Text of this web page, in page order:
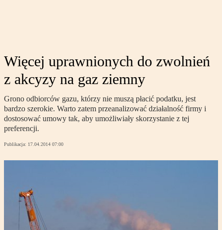
Więcej uprawnionych do zwolnień
z akcyzy na gaz ziemny
Grono odbiorców gazu, którzy nie muszą płacić podatku, jest
bardzo szerokie. Warto zatem przeanalizować działalność firmy i
dostosować umowy tak, aby umożliwiały skorzystanie z tej
preferencji.
Publikacja: 17.04.2014 07:00